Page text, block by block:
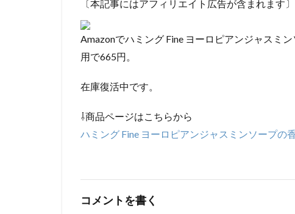
〔本記事にはアフィリエイト広告が含まれます〕
Amazonでハミング Fine ヨーロピアンジャスミ
用で665円。
在庫復活中です。
⇩商品ページはこちらから
ハミング Fine ヨーロピアンジャスミンソープの
コメントを書く